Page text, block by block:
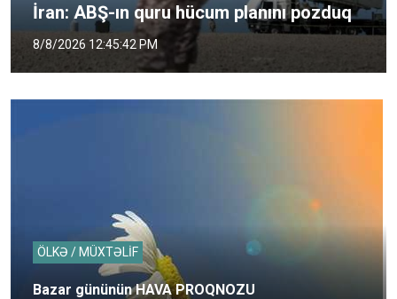
İran: ABŞ-ın quru hücum planını pozduq
8/8/2026 12:45:42 PM
ÖLKƏ / MÜXTƏLİF
Bazar gününün HAVA PROQNOZU